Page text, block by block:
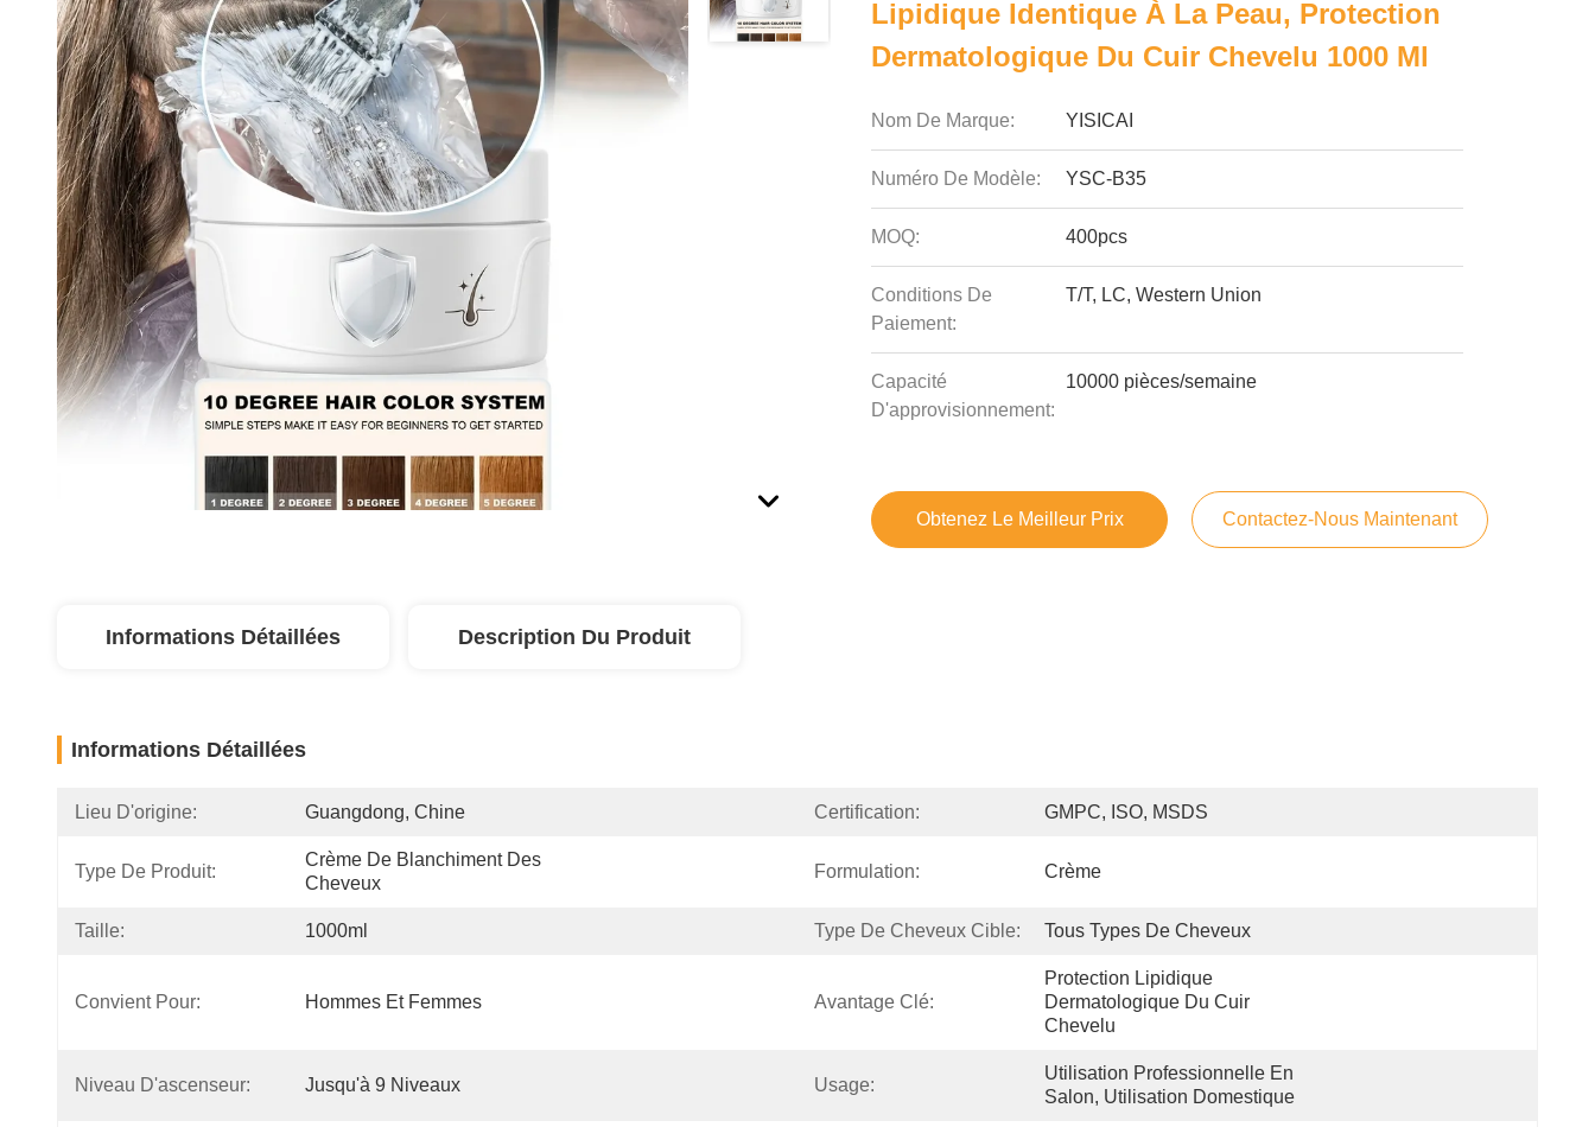
Lipidique Identique À La Peau, Protection
Dermatologique Du Cuir Chevelu 1000 Ml
Nom De Marque: YISICAI
Numéro De Modèle: YSC-B35
MOQ: 400pcs
Conditions De
Paiement:
T/T, LC, Western Union
Capacité
D'approvisionnement:
10000 pièces/semaine
Obtenez Le Meilleur Prix Contactez-Nous Maintenant
Informations Détaillées Description Du Produit
Informations Détaillées
Lieu D'origine: Guangdong, Chine Certification: GMPC, ISO, MSDS
Type De Produit:
Crème De Blanchiment Des
Cheveux
Formulation: Crème
Taille: 1000ml Type De Cheveux Cible: Tous Types De Cheveux
Convient Pour: Hommes Et Femmes Avantage Clé:
Protection Lipidique
Dermatologique Du Cuir
Chevelu
Niveau D'ascenseur: Jusqu'à 9 Niveaux Usage:
Utilisation Professionnelle En
Salon, Utilisation Domestique